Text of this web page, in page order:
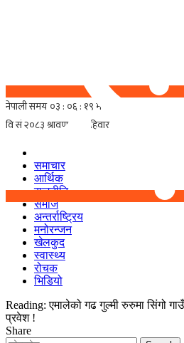
समाचार
आर्थिक
राजनीति
समाज
अन्तर्राष्ट्रिय
मनोरन्जन
खेलकुद
स्वास्थ्य
रोचक
भिडियो
Reading: एमालेको गढ गुल्मी रुरुमा सिंगो
प्रवेश !
Share